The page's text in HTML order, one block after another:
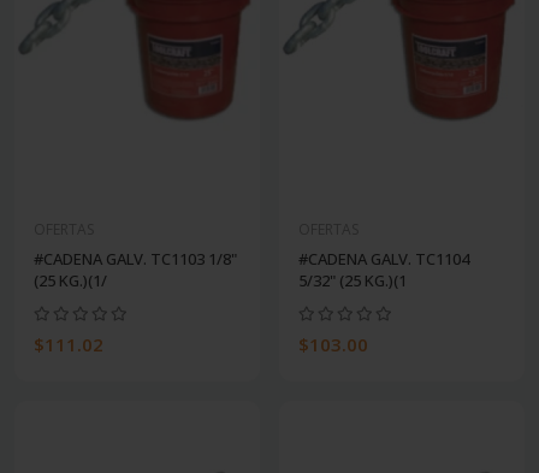
#CADENA GALV. TC1103 1/8"
(25 KG.)(1/
$111.02
#CADENA GALV. TC1104
5/32" (25 KG.)(1
$103.00